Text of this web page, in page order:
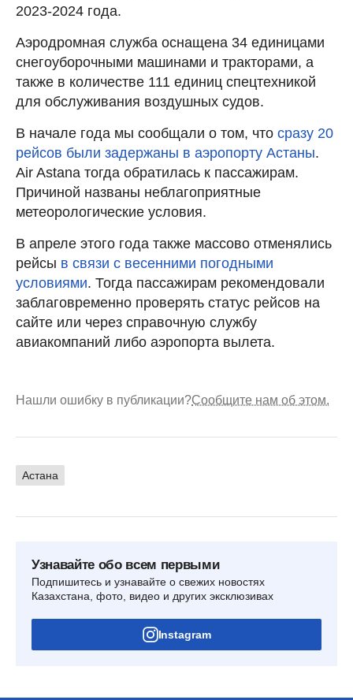
2023-2024 года.
Аэродромная служба оснащена 34 единицами
снегоуборочными машинами и тракторами, а
также в количестве 111 единиц спецтехникой
для обслуживания воздушных судов.
В начале года мы сообщали о том, что сразу 20
рейсов были задержаны в аэропорту Астаны.
Air Astana тогда обратилась к пассажирам.
Причиной названы неблагоприятные
метеорологические условия.
В апреле этого года также массово отменялись
рейсы в связи с весенними погодными
условиями. Тогда пассажирам рекомендовали
заблаговременно проверять статус рейсов на
сайте или через справочную службу
авиакомпаний либо аэропорта вылета.
Нашли ошибку в публикации?Сообщите нам об этом.
Астана
Узнавайте обо всем первыми
Подпишитесь и узнавайте о свежих новостях
Казахстана, фото, видео и других эксклюзивах
Instagram